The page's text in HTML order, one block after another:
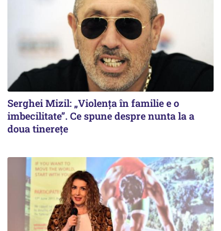
Serghei Mizil: „Violența în familie e o
imbecilitate”. Ce spune despre nunta la a
doua tinerețe